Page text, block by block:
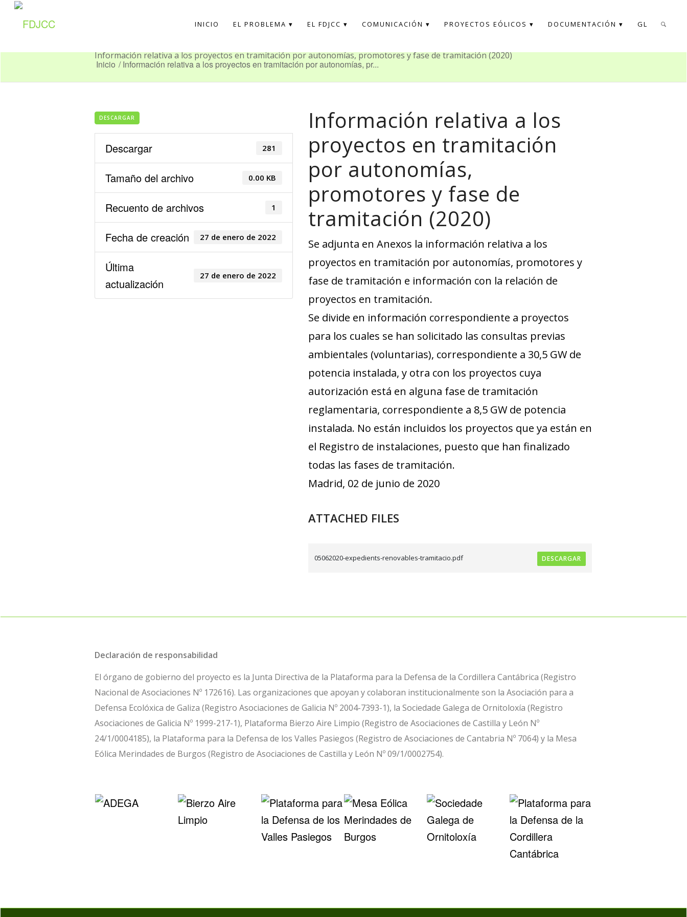
INICIO EL PROBLEMA EL FDJCC COMUNICACIÓN PROYECTOS EÓLICOS DOCUMENTACIÓN GL
Información relativa a los proyectos en tramitación por autonomías, promotores y fase de tramitación (2020)
Inicio / Información relativa a los proyectos en tramitación por autonomías, pr...
DESCARGAR
Descargar 281
Tamaño del archivo 0.00 KB
Recuento de archivos 1
Fecha de creación 27 de enero de 2022
Última
actualización
27 de enero de 2022
Información relativa a los
proyectos en tramitación
por autonomías,
promotores y fase de
tramitación (2020)
Se adjunta en Anexos la información relativa a los
proyectos en tramitación por autonomías, promotores y
fase de tramitación e información con la relación de
proyectos en tramitación.
Se divide en información correspondiente a proyectos
para los cuales se han solicitado las consultas previas
ambientales (voluntarias), correspondiente a 30,5 GW de
potencia instalada, y otra con los proyectos cuya
autorización está en alguna fase de tramitación
reglamentaria, correspondiente a 8,5 GW de potencia
instalada. No están incluidos los proyectos que ya están en
el Registro de instalaciones, puesto que han finalizado
todas las fases de tramitación.
Madrid, 02 de junio de 2020
ATTACHED FILES
05062020-expedients-renovables-tramitacio.pdf DESCARGAR
Declaración de responsabilidad
El órgano de gobierno del proyecto es la Junta Directiva de la Plataforma para la Defensa de la Cordillera Cantábrica (Registro
Nacional de Asociaciones Nº 172616). Las organizaciones que apoyan y colaboran institucionalmente son la Asociación para a
Defensa Ecolóxica de Galiza (Registro Asociaciones de Galicia Nº 2004-7393-1), la Sociedade Galega de Ornitoloxía (Registro
Asociaciones de Galicia Nº 1999-217-1), Plataforma Bierzo Aire Limpio (Registro de Asociaciones de Castilla y León Nº
24/1/0004185), la Plataforma para la Defensa de los Valles Pasiegos (Registro de Asociaciones de Cantabria Nº 7064) y la Mesa
Eólica Merindades de Burgos (Registro de Asociaciones de Castilla y León Nº 09/1/0002754).